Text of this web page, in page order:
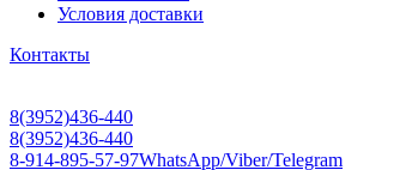
Условия доставки
Контакты
8(3952)436-440
8(3952)436-440
8-914-895-57-97WhatsApp/Viber/Telegram